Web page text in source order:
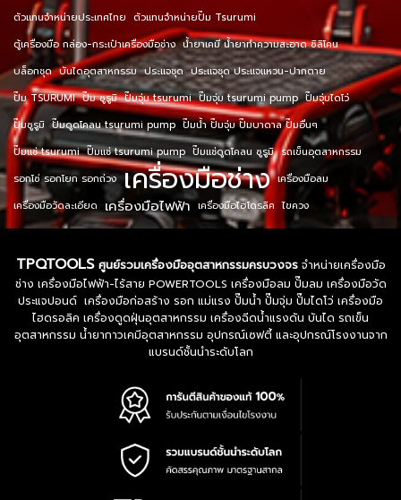
ตัวแทนจำหน่ายประเทศไทย ตัวแทนจำหน่ายปั๊ม Tsurumi
ตู้เครื่องมือ กล่อง-กระเป๋าเครื่องมือช่าง น้ำยาเคมี น้ำยาทำความสะอาด ซิลิโคน
บล็อกชุด บันไดอุตสาหกรรม ประแจชุด ประแจชุด ประแจแหวน-ปากตาย
ปั๊ม TSURUMI ปั๊ม ซูรูมิ ปั๊มจุ่ม tsurumi ปั๊มจุ่ม tsurumi pump ปั๊มจุ่มไดโว่
ปั๊มซูรูมิ ปั๊มดูดโคลน tsurumi pump ปั๊มน้ำ ปั๊มจุ่ม ปั๊มบาดาล ปั๊มอื่นๆ
ปั๊มแช่ tsurumi ปั๊มแช่ tsurumi pump ปั๊มแช่ดูดโคลน ซูรูมิ รถเข็นอุตสาหกรรม
รอกโซ่ รอกโยก รอกถ่วง เครื่องมือช่าง เครื่องมือลม
เครื่องมือวัดละเอียด เครื่องมือไฟฟ้า เครื่องมือไฮโดรลิค ไขควง
TPQTOOLS ศูนย์รวมเครื่องมืออุตสาหกรรมครบวงจรจำหน่ายเครื่องมือ
ช่าง เครื่องมือไฟฟ้า-ไร้สาย POWERTOOLS เครื่องมือลม ปั๊มลม เครื่องมือวัด
ประแจปอนด์ เครื่องมือก่อสร้าง รอก แม่แรง ปั๊มน้ำ ปั๊มจุ่ม ปั๊มไดโว่ เครื่องมือ
ไฮดรอลิค เครื่องดูดฝุ่นอุตสาหกรรม เครื่องฉีดน้ำแรงดัน บันได รถเข็น
อุตสาหกรรม น้ำยากาวเคมีอุตสาหกรรม อุปกรณ์เซฟตี้ และอุปกรณ์โรงงานจาก
แบรนด์ชั้นนำระดับโลก